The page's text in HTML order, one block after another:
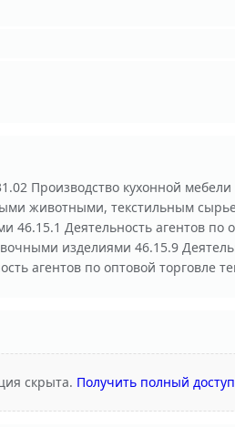
Производство кухонной
животными, текстильным
Деятельность агентов по
изделиями 46.15.9
агентов по оптовой торговле
скрыта. Получить полный доступ